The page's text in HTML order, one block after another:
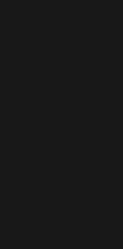
rze­czach dla dzieci